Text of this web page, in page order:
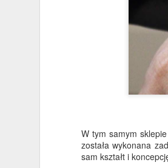
W tym samym
została wykonana
sam kształt i